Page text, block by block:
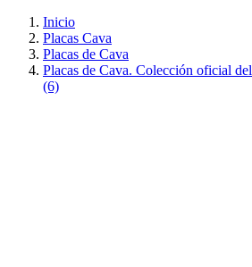
Inicio
Placas Cava
Placas de Cava
Placas de Cava. Colección oficial
(6)